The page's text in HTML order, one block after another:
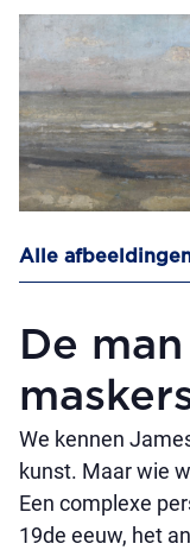
Alle
De
We kennen
kunst. Maar wie
Een complexe
19de eeuw, het